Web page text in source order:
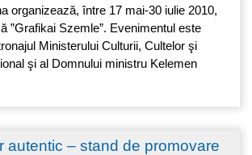
organizează, între 17 mai-30 iulie 2010,
”Grafikai Szemle”. Evenimentul este
Ministerului Culturii, Cultelor şi
şi al Domnului ministru Kelemen
autentic – stand de promovare